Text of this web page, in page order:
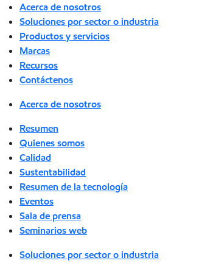
Acerca de nosotros
Soluciones por sector o industria
Productos y servicios
Marcas
Recursos
Contáctenos
Acerca de nosotros
Resumen
Quienes somos
Calidad
Sustentabilidad
Resumen de la tecnología
Eventos
Sala de prensa
Seminarios web
Soluciones por sector o industria